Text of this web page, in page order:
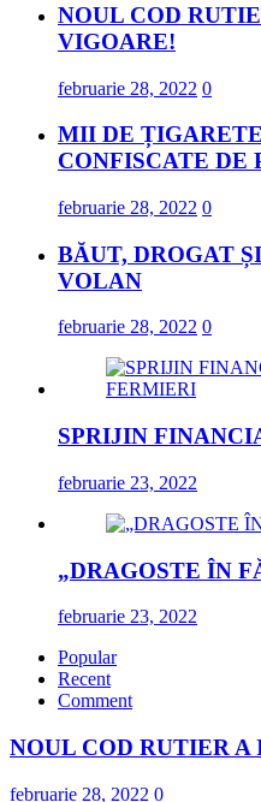
NOUL COD
VIGOARE!
februarie 28, 2022 0
MII DE
CONFISCATE DE
februarie 28, 2022 0
BĂUT, DROGAT
VOLAN
februarie 28, 2022 0
SPRIJIN
februarie 23, 2022
„DRAGOSTE ÎN
februarie 23, 2022
Popular
Recent
Comment
NOUL COD RUTIER
februarie 28, 2022 0